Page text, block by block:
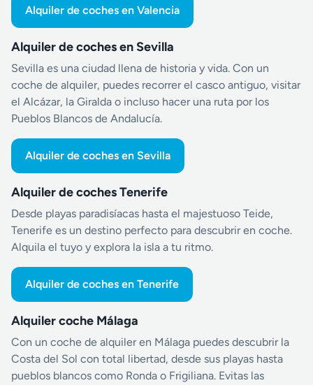
Alquiler de coches en Valencia
Alquiler de coches en Sevilla
Sevilla es una ciudad llena de historia y vida. Con un
coche de alquiler, puedes recorrer el casco antiguo, visitar
el Alcázar, la Giralda o incluso hacer una ruta por los
Pueblos Blancos de Andalucía.
Alquiler de coches en Sevilla
Alquiler de coches Tenerife
Desde playas paradisíacas hasta el majestuoso Teide,
Tenerife es un destino perfecto para descubrir en coche.
Alquila el tuyo y explora la isla a tu ritmo.
Alquiler de coches en Tenerife
Alquiler coche Málaga
Con un coche de alquiler en Málaga puedes descubrir la
Costa del Sol con total libertad, desde sus playas hasta
pueblos blancos como Ronda o Frigiliana. Evitas las